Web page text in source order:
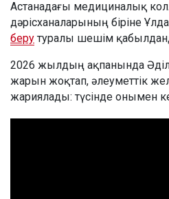
Астанадағы медициналық
дәрісханаларының біріне
беру туралы шешім
2026 жылдың ақпанында
жарын жоқтап, әлеуметтік
жариялады: түсінде онымен